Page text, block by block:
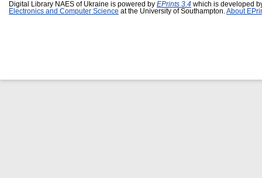
Digital Library NAES of Ukraine is powered by EPrints 3.4 which is developed
Electronics and Computer Science at the University of Southampton. About